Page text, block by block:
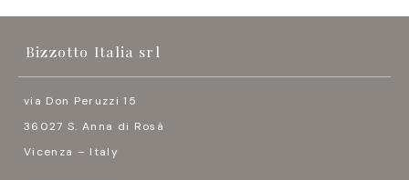
Bizzotto Italia srl
via Don Peruzzi 15
36027 S. Anna di Rosà
Vicenza – Italy